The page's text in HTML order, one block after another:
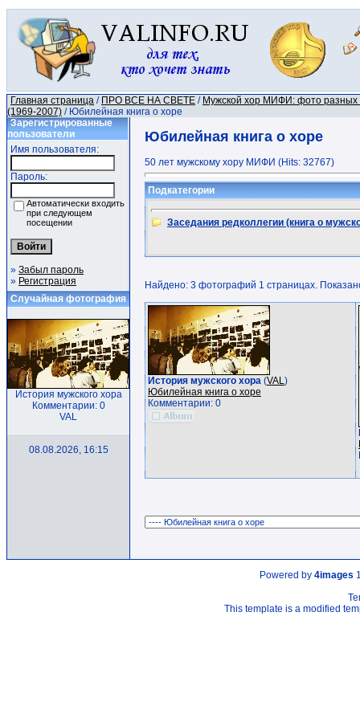
Главная страница / ПРО ВСЕ НА СВЕТЕ / Мужской хор МИФИ: фото разных
(1969-2007) / Юбилейная книга о хоре
Зарегистрированные
пользователи
Имя пользователя:
Пароль:
Автоматически входить
при следующем
посещении
» Забыл пароль
» Регистрация
Случайная фотография
История мужского хора
Комментарии: 0
VAL
08.08.2026, 16:15
Юбилейная книга о хоре
50 лет мужскому хору МИФИ (Hits: 32767)
Подкатегории
Заседания редколлегии (книга о
Найдено: 3 фотографий 1 страницах.
История мужского хора (VAL)
Юбилейная книга о хоре
Комментарии: 0
Powered by 4images
This template is a modified